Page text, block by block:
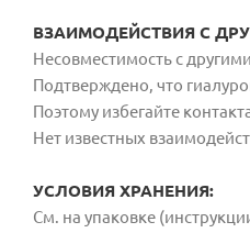
ВЗАИМОДЕЙСТВИЯ С
Несовместимость с
Подтверждено, что
Поэтому избегайте
Нет известных
УСЛОВИЯ ХРАНЕНИЯ:
См. на упаковке